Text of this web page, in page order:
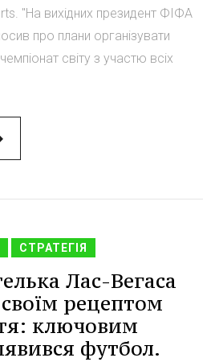
"На вихідних президент ФІФА
про плани організувати
світу з участю всіх
СТРАТЕГІЯ
Лас-Вегаса
рецептом
ключовим
футбол.